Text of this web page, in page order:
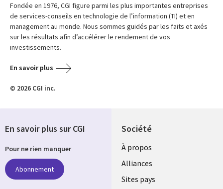
Fondée en 1976, CGI figure parmi les plus importantes entreprises
de services-conseils en technologie de l’information (TI) et en
management au monde. Nous sommes guidés par les faits et axés
sur les résultats afin d’accélérer le rendement de vos
investissements.
En savoir plus
© 2026 CGI inc.
Société
À propos
Alliances
Sites pays
En savoir plus sur CGI
Pour ne rien manquer
Abonnement